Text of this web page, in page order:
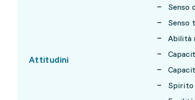
Attitudini
Senso
Senso
Abilità
Spirito